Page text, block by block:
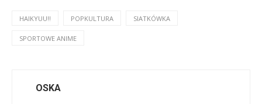
HAIKYUU!! POPKULTURA SIATKÓWKA
SPORTOWE ANIME
OSKA